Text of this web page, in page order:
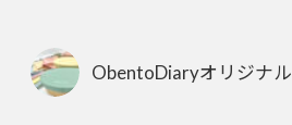
ObentoDiaryオリジナル